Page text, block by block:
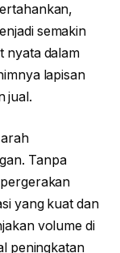
semakin
nyata dalam
lapisan
jual.
Tanpa
yang kuat dan
volume di
peningkatan